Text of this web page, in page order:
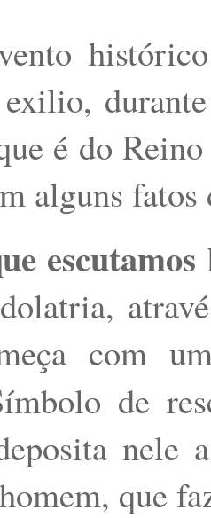
exilio,
é do
alguns
com
de
nele
que